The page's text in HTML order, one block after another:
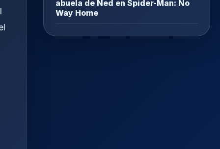
abuela de Ned en Spider-Man: No
Way Home